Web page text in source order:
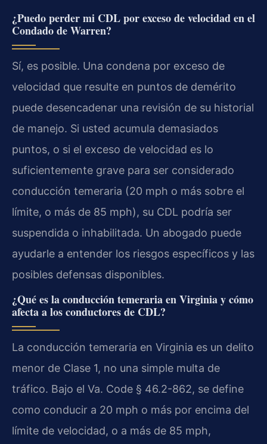
¿Puedo perder mi CDL por exceso de velocidad en el
Condado de Warren?
Sí, es posible. Una condena por exceso de
velocidad que resulte en puntos de demérito
puede desencadenar una revisión de su historial
de manejo. Si usted acumula demasiados
puntos, o si el exceso de velocidad es lo
suficientemente grave para ser considerado
conducción temeraria (20 mph o más sobre el
límite, o más de 85 mph), su CDL podría ser
suspendida o inhabilitada. Un abogado puede
ayudarle a entender los riesgos específicos y las
posibles defensas disponibles.
¿Qué es la conducción temeraria en Virginia y cómo
afecta a los conductores de CDL?
La conducción temeraria en Virginia es un delito
menor de Clase 1, no una simple multa de
tráfico. Bajo el Va. Code § 46.2-862, se define
como conducir a 20 mph o más por encima del
límite de velocidad, o a más de 85 mph,